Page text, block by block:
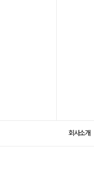
회사소개